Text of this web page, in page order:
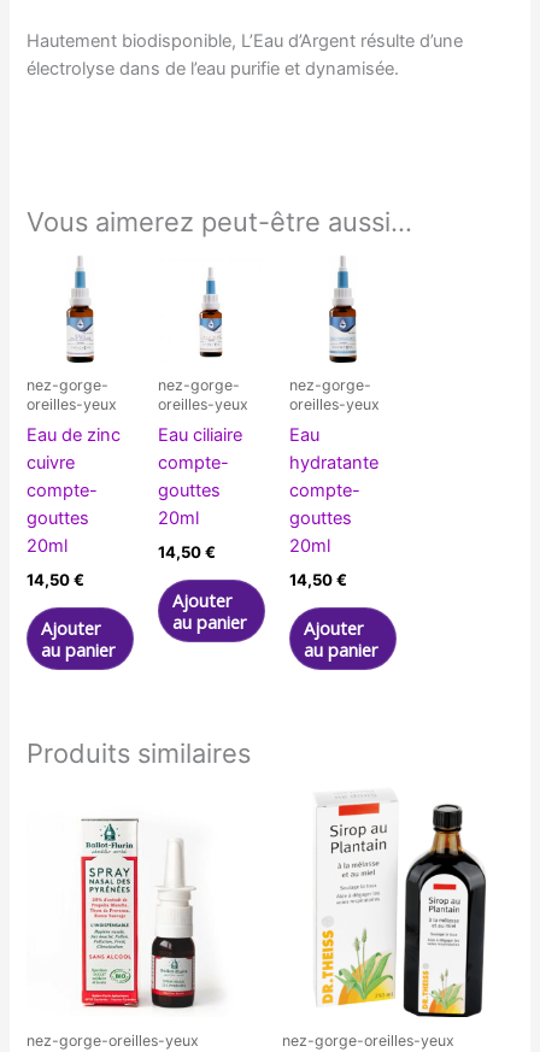
Hautement biodisponible, L’Eau d’Argent résulte d’une
électrolyse dans de l’eau purifie et dynamisée.
Vous aimerez peut-être aussi…
nez-gorge-
oreilles-yeux
Eau de zinc
cuivre
compte-
gouttes
20ml
14,50€
Ajouter
au panier
nez-gorge-
oreilles-yeux
Eau ciliaire
compte-
gouttes
20ml
14,50€
Ajouter
au panier
nez-gorge-
oreilles-yeux
Eau
hydratante
compte-
gouttes
20ml
14,50€
Ajouter
au panier
Produits similaires
nez-gorge-oreilles-yeux nez-gorge-oreilles-yeux